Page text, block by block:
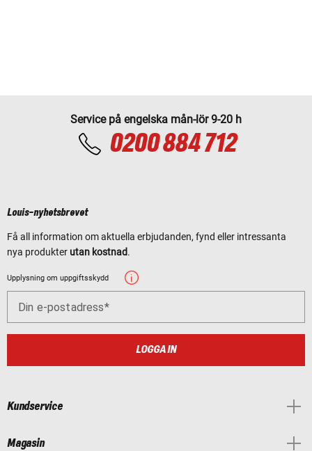
Service på engelska mån-lör 9-20 h
0200 884 712
Louis-nyhetsbrevet
Få all information om aktuella erbjudanden, fynd eller intressanta
nya produkter utan kostnad.
Upplysning om uppgiftsskydd
Din e-postadress
LOGGA IN
Kundservice
Magasin